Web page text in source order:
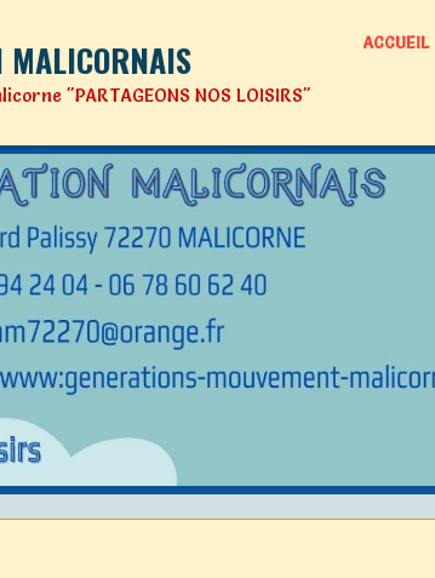
MALICORNAIS
"PARTAGEONS NOS LOISIRS"
ACCUEIL